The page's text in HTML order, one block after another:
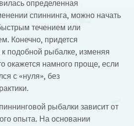
определенная
спиннинга, можно начать
течением или
Конечно, придется
к подобной рыбалке, изменяя
окажется намного проще, если
с «нуля», без
рыбалки зависит от
опыта. На основании